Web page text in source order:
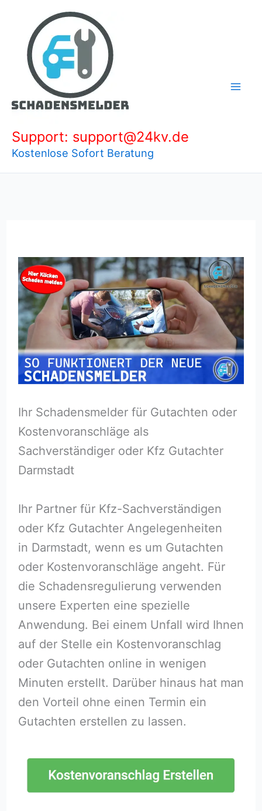
springen
Support: support@24kv.de
Kostenlose Sofort Beratung
Ihr Schadensmelder für Gutachten oder
Kostenvoranschläge als
Sachverständiger oder Kfz Gutachter
Darmstadt
Ihr Partner für Kfz-Sachverständigen
oder Kfz Gutachter Angelegenheiten
in Darmstadt, wenn es um Gutachten
oder Kostenvoranschläge angeht. Für
die Schadensregulierung verwenden
unsere Experten eine spezielle
Anwendung. Bei einem Unfall wird Ihnen
auf der Stelle ein Kostenvoranschlag
oder Gutachten online in wenigen
Minuten erstellt. Darüber hinaus hat man
den Vorteil ohne einen Termin ein
Gutachten erstellen zu lassen.